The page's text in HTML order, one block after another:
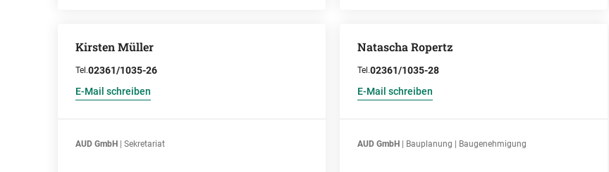
Kirsten Müller
Tel.02361/1035-26
E-Mail schreiben
AUD GmbH | Sekretariat
Natascha Ropertz
Tel.02361/1035-28
E-Mail schreiben
AUD GmbH | Bauplanung | Baugenehmigung